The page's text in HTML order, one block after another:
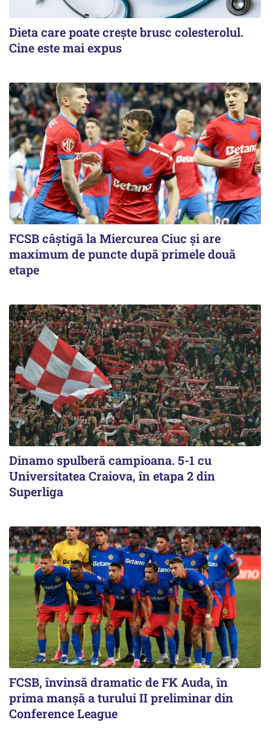
Dieta care poate crește brusc colesterolul.
Cine este mai expus
FCSB câştigă la Miercurea Ciuc şi are
maximum de puncte după primele două
etape
Dinamo spulberă campioana. 5-1 cu
Universitatea Craiova, în etapa 2 din
Superliga
FCSB, învinsă dramatic de FK Auda, în
prima manșă a turului II preliminar din
Conference League